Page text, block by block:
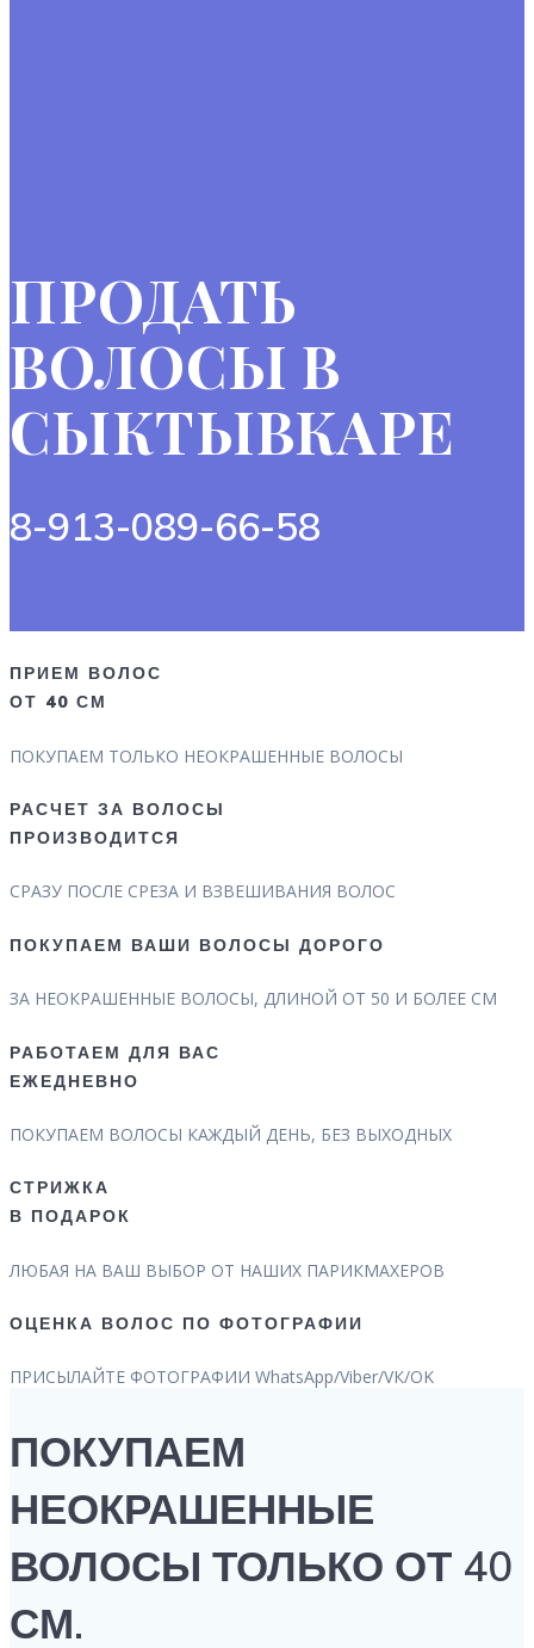
ПРОДАТЬ
ВОЛОСЫ В
СЫКТЫВКАРЕ
8-913-089-66-58
ПРИЕМ ВОЛОС
ОТ 40 СМ
ПОКУПАЕМ ТОЛЬКО НЕОКРАШЕННЫЕ ВОЛОСЫ
РАСЧЕТ ЗА ВОЛОСЫ
ПРОИЗВОДИТСЯ
СРАЗУ ПОСЛЕ СРЕЗА И ВЗВЕШИВАНИЯ ВОЛОС
ПОКУПАЕМ ВАШИ ВОЛОСЫ ДОРОГО
ЗА НЕОКРАШЕННЫЕ ВОЛОСЫ, ДЛИНОЙ ОТ 50 И БОЛЕЕ СМ
РАБОТАЕМ ДЛЯ ВАС
ЕЖЕДНЕВНО
ПОКУПАЕМ ВОЛОСЫ КАЖДЫЙ ДЕНЬ, БЕЗ ВЫХОДНЫХ
СТРИЖКА
В ПОДАРОК
ЛЮБАЯ НА ВАШ ВЫБОР ОТ НАШИХ ПАРИКМАХЕРОВ
ОЦЕНКА ВОЛОС ПО ФОТОГРАФИИ
ПРИСЫЛАЙТЕ ФОТОГРАФИИ WhatsApp/Viber/VК/OK
ПОКУПАЕМ
НЕОКРАШЕННЫЕ
ВОЛОСЫ ТОЛЬКО ОТ 40
СМ.